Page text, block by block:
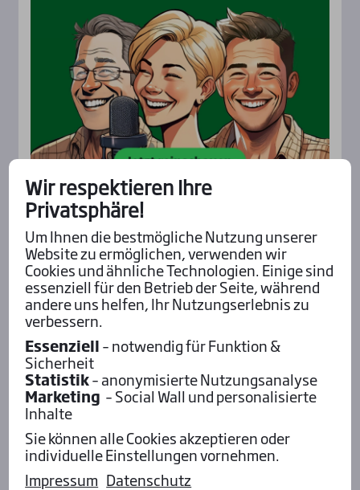
Aktu­el­les
Wir respektieren Ihre
Privatsphäre!
Um Ihnen die bestmögliche Nutzung unserer
Website zu ermöglichen, verwenden wir
Cookies und ähnliche Technologien. Einige sind
essenziell für den Betrieb der Seite, während
andere uns helfen, Ihr Nutzungserlebnis zu
verbessern.
Essenziell– notwendig für Funktion &
Sicherheit
Statistik– anonymisierte Nutzungsanalyse
Marketing – Social Wall und personalisierte
Inhalte
Sie können alle Cookies akzeptieren oder
individuelle Einstellungen vornehmen.
Impressum Datenschutz